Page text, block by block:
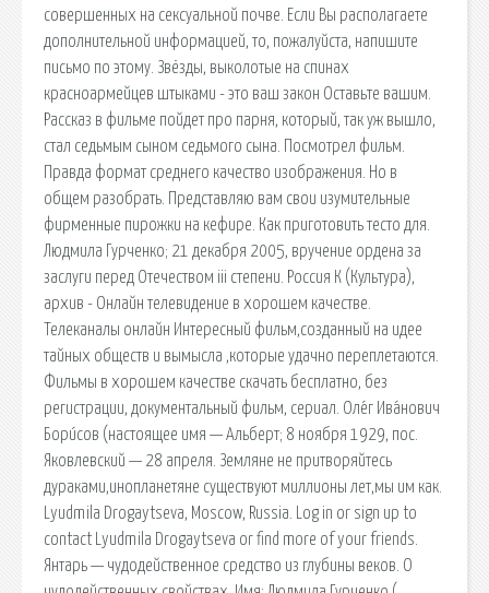
совершенных на сексуальной почве. Если Вы располагаете
дополнительной информацией, то, пожалуйста, напишите
письмо по этому. Звёзды, выколотые на спинах
красноармейцев штыками - это ваш закон Оставьте вашим.
Рассказ в фильме пойдет про парня, который, так уж вышло,
стал седьмым сыном седьмого сына. Посмотрел фильм.
Правда формат среднего качество изображения. Но в
общем разобрать. Представляю вам свои изумительные
фирменные пирожки на кефире. Как приготовить тесто для.
Людмила Гурченко; 21 декабря 2005, вручение ордена за
заслуги перед Отечеством iii степени. Россия К (Культура),
архив - Онлайн телевидение в хорошем качестве.
Телеканалы онлайн Интересный фильм,созданный на идее
тайных обществ и вымысла ,которые удачно переплетаются.
Фильмы в хорошем качестве скачать бесплатно, без
регистрации, документальный фильм, сериал. Оле́г Ива́нович
Бори́сов (настоящее имя — Альберт; 8 ноября 1929, пос.
Яковлевский — 28 апреля. Земляне не притворяйтесь
дураками,инопланетяне существуют миллионы лет,мы им как.
Lyudmila Drogaytseva, Moscow, Russia. Log in or sign up to
contact Lyudmila Drogaytseva or find more of your friends.
Янтарь — чудодейственное средство из глубины веков. О